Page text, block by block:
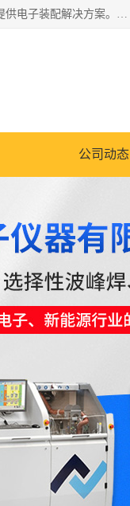
深圳市亿阳电子仪器有限公司坐落于风景秀丽的深圳市光明区，集SMT设备销售务为一体，努力为客户提供电子装配解决方案。与行业**SMT设备厂商：ASM（印刷机，锡膏检查机，贴片机），德国ERSA（爱莎）建立了稳固的代理合作关系，销售的设备一直保持**电子装配行业未来发展方向，能够满足客户各种繁杂产品的生产应用。
公司动态